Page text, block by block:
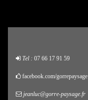
Tel : 07 66 17 91 59
facebook.com/gorrepaysage
jeanluc@gorre-paysage.fr